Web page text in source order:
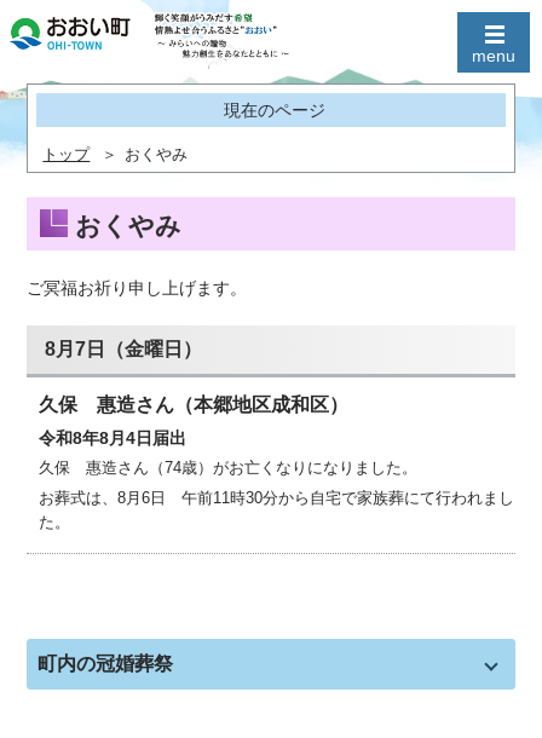
現在のページ
トップ おくやみ
おくやみ
ご冥福お祈り申し上げます。
8月7日（金曜日）
久保 惠造さん（本郷地区成和区）
令和8年8月4日届出
久保 惠造さん（74歳）がお亡くなりになりました。
お葬式は、8月6日 午前11時30分から自宅で家族葬にて行われまし
た。
町内の冠婚葬祭